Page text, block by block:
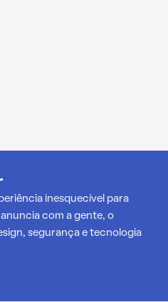
inesquecível para
com a gente, o
segurança e tecnologia